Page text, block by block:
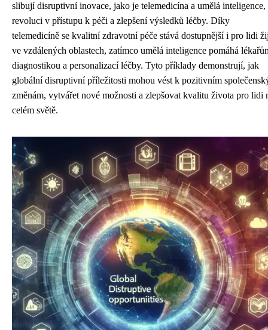
slibují disruptivní inovace, jako je telemedicína a umělá inteligence,
revoluci v přístupu k péči a zlepšení výsledků léčby. Díky
telemedicíně se kvalitní zdravotní péče stává dostupnější i pro lidi
ve vzdálených oblastech, zatímco umělá inteligence pomáhá
diagnostikou a personalizací léčby. Tyto příklady demonstrují, jak
globální disruptivní příležitosti mohou vést k pozitivním
změnám, vytvářet nové možnosti a zlepšovat kvalitu života pro lidi
celém světě.